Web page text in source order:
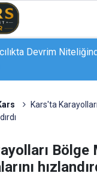
2. etap kampı
Kars'ta
Bölge